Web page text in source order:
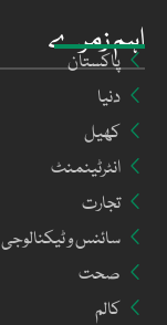
اہم زمرے
پاکستان
دنیا
کھیل
انٹرٹینمنٹ
تجارت
سائنس و ٹیکنالوجی
صحت
کالم